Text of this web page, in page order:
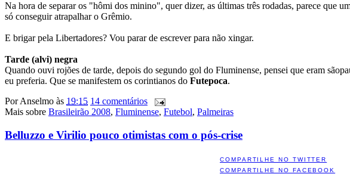
Na hora de separar os "hômi dos minino", quer dizer, as últimas três rodadas, parece que
só conseguir atrapalhar o Grêmio.
E brigar pela Libertadores? Vou parar de escrever para não xingar.
Tarde (alvi) negra
Quando ouvi rojões de tarde, depois do segundo gol do Fluminense, pensei que eram
eu preferia. Que se manifestem os corintianos do Futepoca.
PorAnselmo às 19:15 14 comentários
Mais sobre Brasileirão 2008, Fluminense, Futebol, Palmeiras
Belluzzo e Virilio pouco otimistas com o pós-crise
COMPARTILHE NO TWITTER
COMPARTILHE NO FACEBOOK